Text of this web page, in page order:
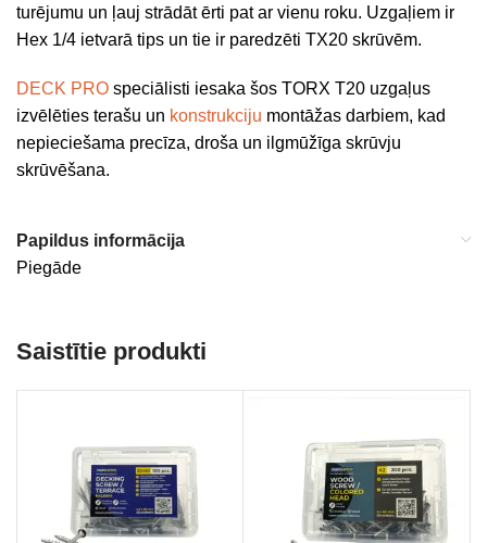
turējumu un ļauj strādāt ērti pat ar vienu roku. Uzgaļiem ir
Hex 1/4 ietvarā tips un tie ir paredzēti TX20 skrūvēm.
DECK PRO speciālisti iesaka šos TORX T20 uzgaļus
izvēlēties terašu un konstrukciju montāžas darbiem, kad
nepieciešama precīza, droša un ilgmūžīga skrūvju
skrūvēšana.
Papildus informācija
Piegāde
Saistītie produkti